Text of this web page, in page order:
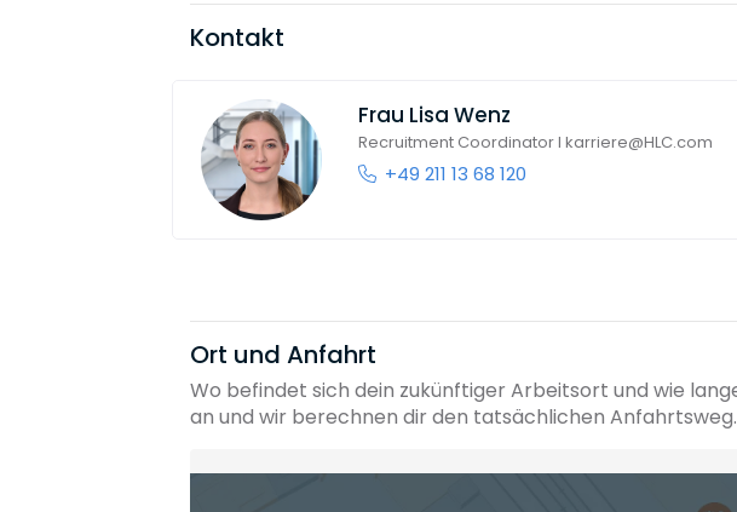
Kontakt
Frau Lisa Wenz
Recruitment Coordinator I karriere@HLC.com
+49 211 13 68 120
Ort und Anfahrt
Wo befindet sich dein zukünftiger Arbeitsort und wie
an und wir berechnen dir den tatsächlichen Anfahrtsweg.
Heimatadresse oder Wunschort